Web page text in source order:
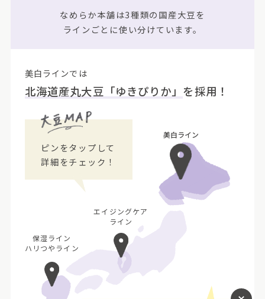
なめらか本舗は3種類の国産大豆を
ラインごとに使い分けています。
美白ラインでは
北海道産丸大豆「ゆきぴりか」 を採用！
ピンをタップして
詳細をチェック！
美白ライン
エイジングケア
ライン
保湿ライン
ハリつやライン